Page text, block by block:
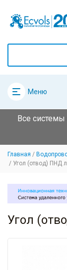
Меню
Все системы
Главная
Угол (отвод) ПНД
Угол